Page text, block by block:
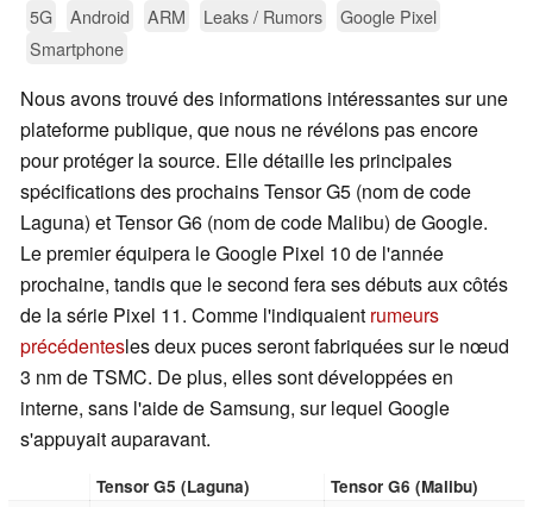
5G Android ARM Leaks / Rumors
Google Pixel
Smartphone
Nous avons trouvé des informations intéressantes sur une
plateforme publique, que nous ne révélons pas encore
pour protéger la source. Elle détaille les principales
spécifications des prochains Tensor G5 (nom de code
Laguna) et Tensor G6 (nom de code Malibu) de Google.
Le premier équipera le Google Pixel 10 de l'année
prochaine, tandis que le second fera ses débuts aux côtés
de la série Pixel 11. Comme l'indiquaient rumeurs
précédentesles deux puces seront fabriquées sur le nœud
3 nm de TSMC. De plus, elles sont développées en
interne, sans l'aide de Samsung, sur lequel Google
s'appuyait auparavant.
Tensor G5 (Laguna) Tensor G6 (Malibu)